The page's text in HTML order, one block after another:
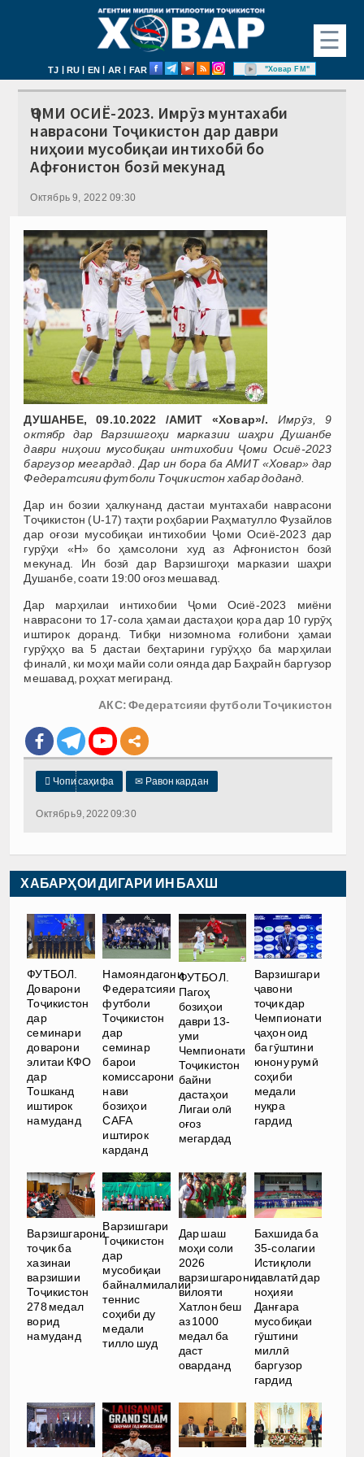
☰
TJ | RU | EN | AR | FAR "Ховар FM"
ҶОМИ ОСИЁ-2023. Имрӯз мунтахаби
наврасони Тоҷикистон дар даври
ниҳоии мусобиқаи интихобӣ бо
Афғонистон бозӣ мекунад
Октябрь 9, 2022 09:30
ДУШАНБЕ, 09.10.2022 /АМИТ «Ховар»/.
Имрӯз, 9
октябр дар Варзишгоҳи марказии шаҳри Душанбе
даври ниҳоии мусобиқаи интихобии Ҷоми Осиё-2023
баргузор мегардад. Дар ин бора ба АМИТ «Ховар» дар
Федератсияи футболи Тоҷикистон хабар доданд.
Дар ин бозии ҳалкунанд дастаи мунтахаби наврасони
Тоҷикистон (U-17) таҳти роҳбарии Раҳматулло Фузайлов
дар оғози мусобиқаи интихобии Ҷоми Осиё-2023 дар
гурӯҳи «Н» бо ҳамсолони худ аз Афғонистон бозӣ
мекунад. Ин бозӣ дар Варзишгоҳи марказии шаҳри
Душанбе, соати 19:00 оғоз мешавад.
Дар марҳилаи интихобии Ҷоми Осиё-2023 миёни
наврасони то 17-сола ҳамаи дастаҳои қора дар 10 гурӯҳ
иштирок доранд. Тибқи низомнома ғолибони ҳамаи
гурӯҳҳо ва 5 дастаи беҳтарини гурӯҳҳо ба марҳилаи
финалӣ, ки моҳи майи соли оянда дар Баҳрайн баргузор
мешавад, роҳхат мегиранд.
АКС: Федератсияи футболи Тоҷикистон
 Чопи саҳифа ✉ Равон кардан
Октябрь 9, 2022 09:30
ХАБАРҲОИ ДИГАРИ ИН БАХШ
ФУТБОЛ.
Доварони
Тоҷикистон
дар
семинари
доварони
элитаи КФО
дар
Тошканд
иштирок
намуданд
Намояндагони
Федератсияи
футболи
Тоҷикистон
дар
семинар
барои
комиссарони
нави
бозиҳои
CAFA
иштирок
карданд
ФУТБОЛ.
Пагоҳ
бозиҳои
даври 13-
уми
Чемпионати
Тоҷикистон
байни
дастаҳои
Лигаи олӣ
оғоз
мегардад
Варзишгари
ҷавони
тоҷик дар
Чемпионати
ҷаҳон оид
ба гӯштини
юнону румӣ
соҳиби
медали
нуқра
гардид
Варзишгарони
тоҷик ба
хазинаи
варзишии
Тоҷикистон
278 медал
ворид
намуданд
Варзишгари
Тоҷикистон
дар
мусобиқаи
байналмилалии
теннис
соҳиби ду
медали
тилло шуд
Дар шаш
моҳи соли
2026
варзишгарони
вилояти
Хатлон беш
аз 1000
медал ба
даст
оварданд
Бахшида ба
35-солагии
Истиқлоли
давлатӣ дар
ноҳияи
Данғара
мусобиқаи
гӯштини
миллӣ
баргузор
гардид